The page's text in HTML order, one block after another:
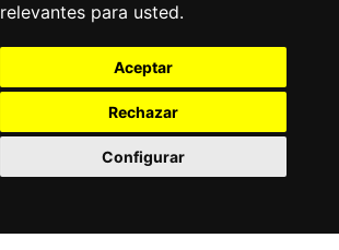
relevantes para usted.
Aceptar
Rechazar
Configurar
Idiomas